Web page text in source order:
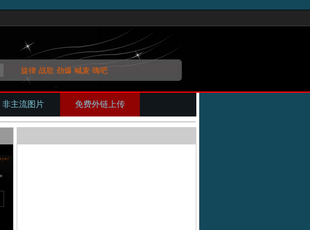
旋律 战歌 劲爆 喊麦 嗨吧
非主流图片 免费外链上传